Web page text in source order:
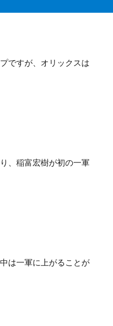
ですが、オリックスは
、稲富宏樹が初の一軍
は一軍に上がることが